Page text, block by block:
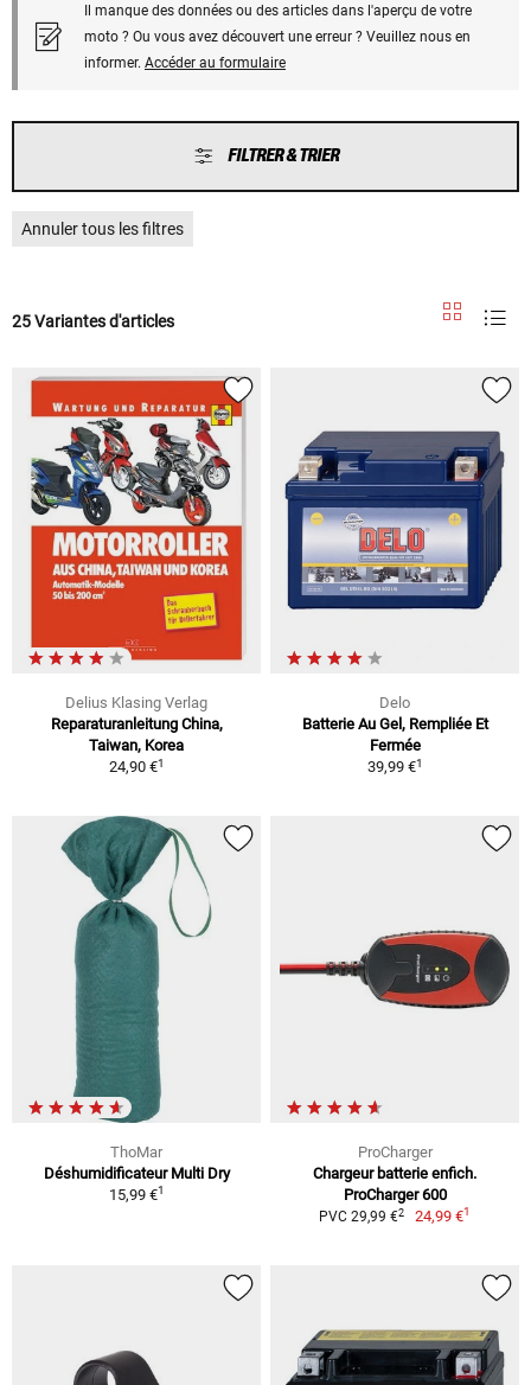
Il manque des données ou des articles dans l'aperçu de votre
moto ? Ou vous avez découvert une erreur ? Veuillez nous en
informer. Accéder au formulaire
FILTRER & TRIER
Annuler tous les filtres
25 Variantes d'articles
Delius Klasing Verlag
Reparaturanleitung China,
Taiwan, Korea
24,90 €1
Delo
Batterie Au Gel, Rempliée Et
Fermée
39,99 €1
ThoMar
Déshumidificateur Multi Dry
15,99 €1
ProCharger
Chargeur batterie enfich.
ProCharger 600
PVC 29,99 €2 24,99 €1